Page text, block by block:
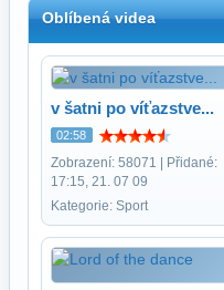
Oblíbená videa
v šatni po víťazstve...
02:58
Zobrazení: 58071 | Přidané:
17:15, 21. 07 09
Kategorie: Sport